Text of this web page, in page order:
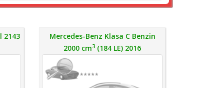
2143
Mercedes-Benz Klasa C Benzin
2000 cm3 (184 LE) 2016